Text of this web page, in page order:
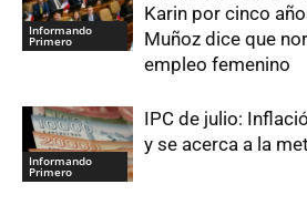
Informando
Primero
Karin por cinco
Muñoz dice que
empleo femenino
Informando
Primero
IPC de julio:
y se acerca a la